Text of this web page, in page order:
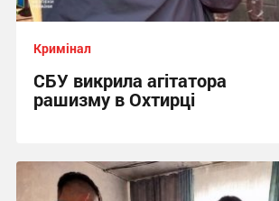
Кримінал
СБУ викрила агітатора
рашизму в Охтирці
13:34, 6.08.2026